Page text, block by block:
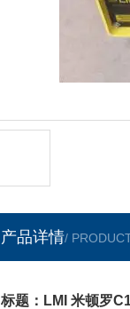
产品详情/
标题：LMI 米顿罗